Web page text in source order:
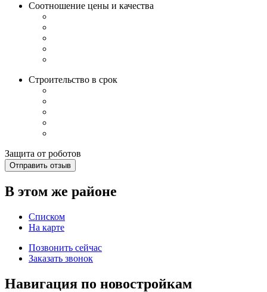
Соотношение цены и качества
Строительство в срок
Защита от роботов
Отправить отзыв
В этом же районе
Списком
На карте
Позвонить сейчас
Заказать звонок
Навигация по новостройкам